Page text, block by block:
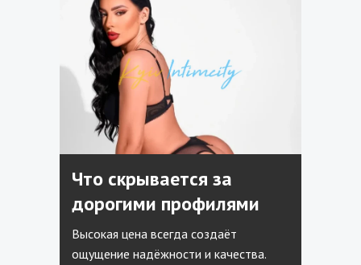
Что скрывается за
дорогими профилями
Высокая цена всегда создаёт
ощущение надёжности и качества.